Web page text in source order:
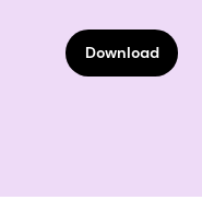
Download